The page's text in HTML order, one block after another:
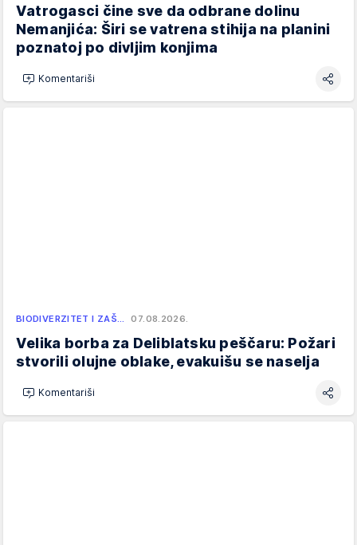
Vatrogasci čine sve da odbrane dolinu
Nemanjića: Širi se vatrena stihija na planini
poznatoj po divljim konjima
Komentariši
BIODIVERZITET I ZAŠ… 07.08.2026.
Velika borba za Deliblatsku peščaru: Požari
stvorili olujne oblake, evakuišu se naselja
Komentariši